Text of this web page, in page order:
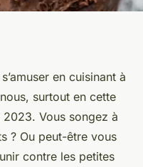
une
pour des
à la
en cuisinant à
surtout en cette
Vous songez à
? Ou peut-être vous
contre les petites